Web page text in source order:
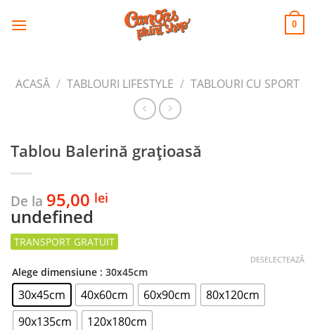
CANVAS
PRINT SHOP 0
ACASĂ / TABLOURI LIFESTYLE / TABLOURI CU SPORT
Tablou Balerină grațioasă
De la 95,00 lei
undefined
Alege dimensiune : 30x45cm
30x45cm 40x60cm 60x90cm
80x120cm
90x135cm
120x180cm
DESELECTEAZĂ